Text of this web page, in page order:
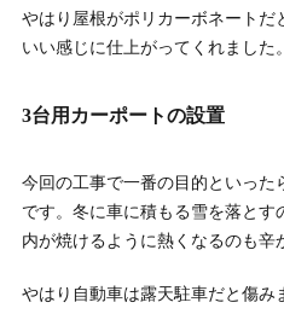
やはり屋根がポリカーボネートだ
いい感じに仕上がってくれました。
3台用カーポートの設置
今回の工事で一番の目的といった
です。冬に車に積もる雪を落と
内が焼けるように熱くなるのも辛
やはり自動車は露天駐車だと傷み